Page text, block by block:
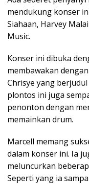
mendukung konser
Siahaan, Harvey
Music.
Konser ini dibuka
membawakan
Chrisye yang
plontos ini juga
penonton dengan
memainkan drum.
Marcell memang
dalam konser ini. Ia
meluncurkan
Seperti yang ia